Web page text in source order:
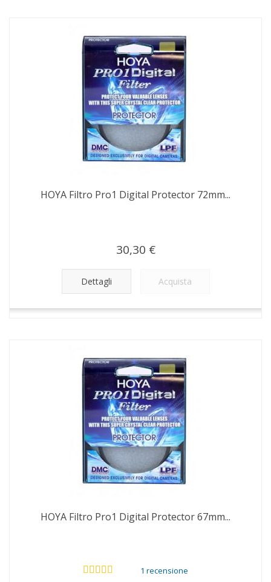
HOYA Filtro Pro1 Digital Protector 72mm...
30,30 €
Dettagli Acquista
HOYA Filtro Pro1 Digital Protector 67mm...
1 recensione